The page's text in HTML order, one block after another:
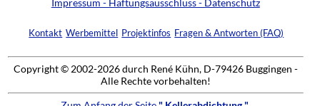
Impressum - Haftungsausschluss - Datenschutz
Kontakt Werbemittel Projektinfos Fragen & Antworten (FAQ)
Copyright © 2002-2026 durch René Kühn, D-79426 Buggingen -
Alle Rechte vorbehalten!